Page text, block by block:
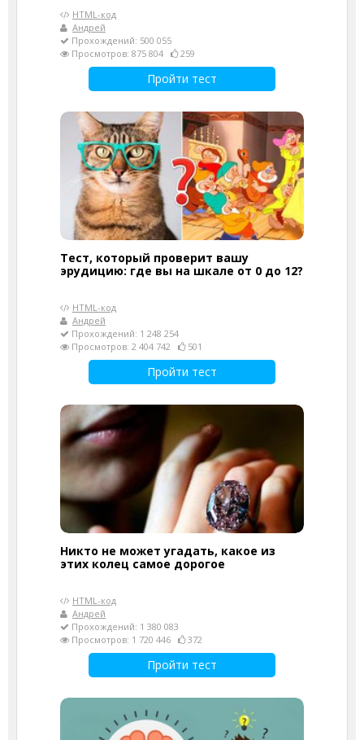
HTML-код
Андрей
Прохождений: 500 055
Просмотров: 875 804
259
Пройти тест
Тест, который проверит вашу
эрудицию: где вы на шкале от 0 до 12?
HTML-код
Андрей
Прохождений: 1 248 254
Просмотров: 2 404 742
501
Пройти тест
Никто не может угадать, какое из
этих колец самое дорогое
HTML-код
Андрей
Прохождений: 1 380 083
Просмотров: 1 720 446
372
Пройти тест